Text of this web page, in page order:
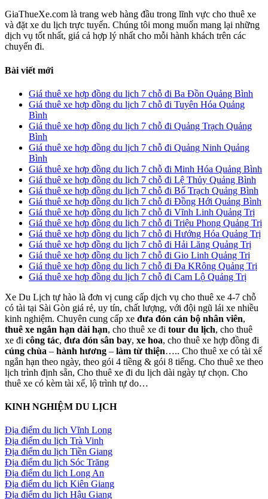
GiaThueXe.com là trang web hàng đầu trong lĩnh vực cho thuê xe
và đặt xe du lịch trực tuyến. Chúng tôi mong muốn mang lại những
dịch vụ tốt nhất, giá cả hợp lý nhất cho mỗi hành khách trên các
chuyến đi.
Bài viết mới
Giá thuê xe hợp đồng du lịch 7 chỗ đi Ba Đồn Quảng Bình
Giá thuê xe hợp đồng du lịch 7 chỗ đi Tuyên Hóa Quảng
Bình
Giá thuê xe hợp đồng du lịch 7 chỗ đi Quảng Trạch Quảng
Bình
Giá thuê xe hợp đồng du lịch 7 chỗ đi Quảng Ninh Quảng
Bình
Giá thuê xe hợp đồng du lịch 7 chỗ đi Minh Hóa Quảng Bình
Giá thuê xe hợp đồng du lịch 7 chỗ đi Lệ Thủy Quảng Bình
Giá thuê xe hợp đồng du lịch 7 chỗ đi Bố Trạch Quảng Bình
Giá thuê xe hợp đồng du lịch 7 chỗ đi Đồng Hới Quảng Bình
Giá thuê xe hợp đồng du lịch 7 chỗ đi Vĩnh Linh Quảng Trị
Giá thuê xe hợp đồng du lịch 7 chỗ đi Triệu Phong Quảng Trị
Giá thuê xe hợp đồng du lịch 7 chỗ đi Hướng Hóa Quảng Trị
Giá thuê xe hợp đồng du lịch 7 chỗ đi Hải Lăng Quảng Trị
Giá thuê xe hợp đồng du lịch 7 chỗ đi Gio Linh Quảng Trị
Giá thuê xe hợp đồng du lịch 7 chỗ đi Đa KRông Quảng Trị
Giá thuê xe hợp đồng du lịch 7 chỗ đi Cam Lộ Quảng Trị
Xe Du Lịch tự hào là đơn vị cung cấp dịch vụ cho thuê xe 4-7 chỗ
có tài tại Sài Gòn giá rẻ, uy tín, chất lượng, với đội ngũ lái xe nhiều
kinh nghiệm. Chuyên cung cấp xe đưa đón cán bộ nhân viên,
thuê xe ngắn hạn dài hạn, cho thuê xe đi tour du lịch, cho thuê
xe đi công tác, đưa đón sân bay, xe hoa, cho thuê xe hợp đồng đi
cúng chùa – hành hương – làm từ thiện….. Cho thuê xe có tài xế
ngắn hạn theo ngày, theo gói 4 tiềng & gói 8 tiếng. Cho thuê xe theo
lịch trình định sẵn, Cho thuê xe đi du lịch dài ngày tự chọn. Cho
thuê xe có kèm tài xế, lộ trình tự do…
KINH NGHIỆM DU LỊCH
Địa điểm du lịch Vĩnh Long
Địa điểm du lịch Trà Vinh
Địa điểm du lịch Tiền Giang
Địa điểm du lịch Sóc Trăng
Địa điểm du lịch Long An
Địa điểm du lịch Kiên Giang
Địa điểm du lịch Hậu Giang